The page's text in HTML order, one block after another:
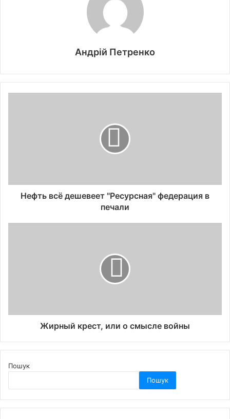
Андрій Петренко
Нефть всё дешевеет "Ресурсная" федерация в
печали
Жирный крест, или о смысле войны
Пошук
Пошук